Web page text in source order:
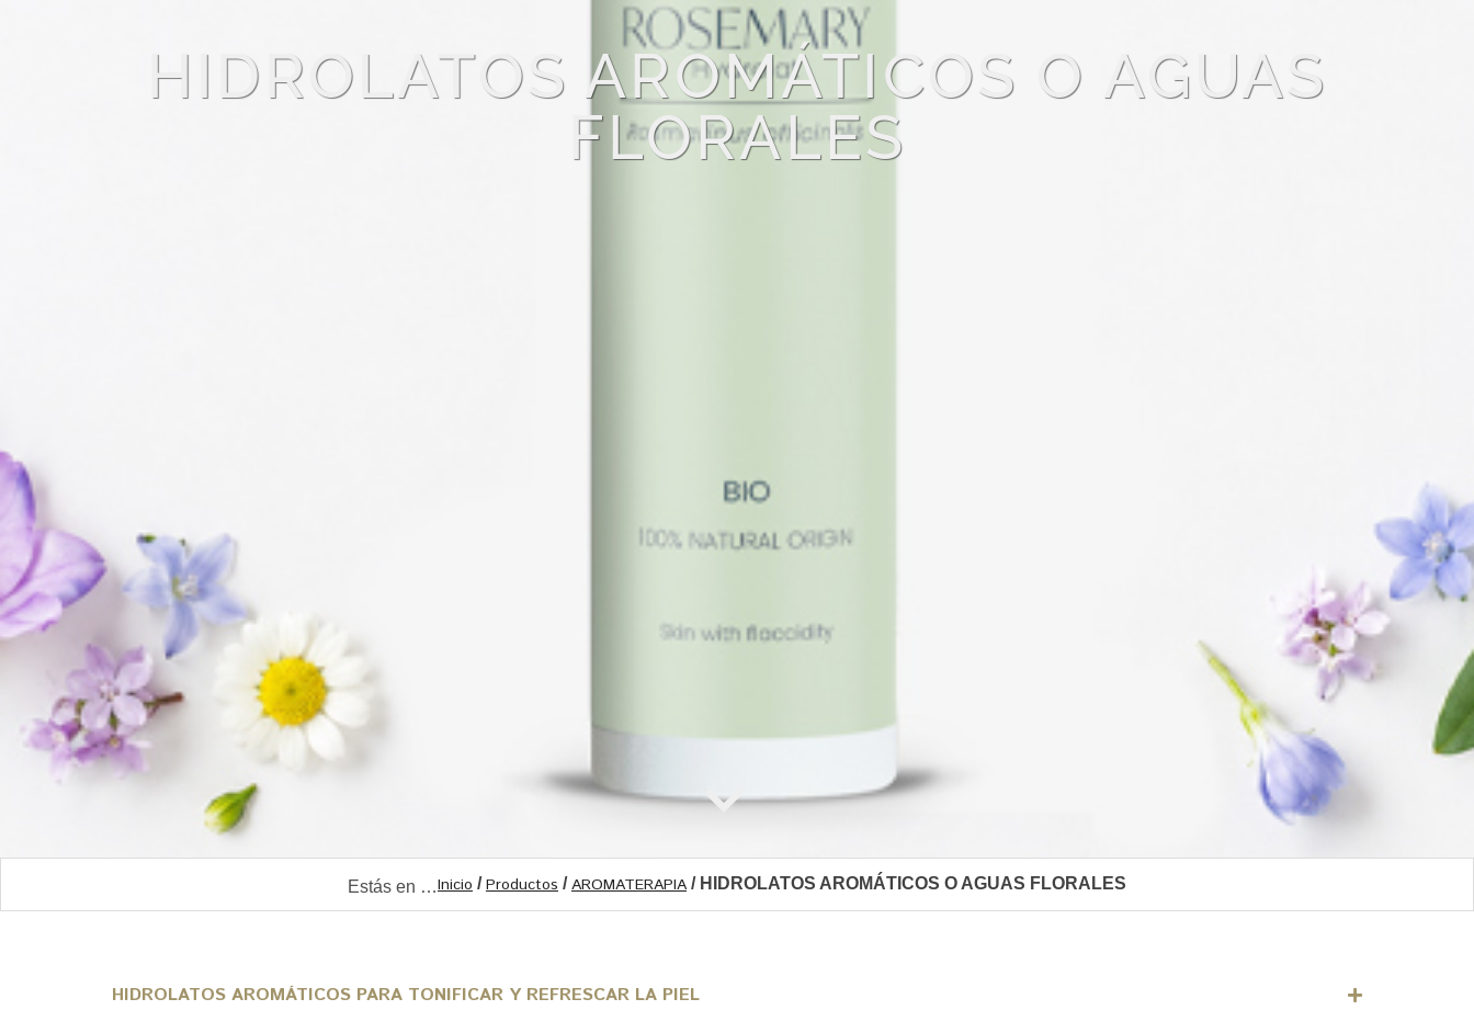
HIDROLATOS AROMÁTICOS O AGUAS
FLORALES
Estás en …Inicio /Productos /AROMATERAPIA / HIDROLATOS AROMÁTICOS O AGUAS FLORALES
HIDROLATOS AROMÁTICOS PARA TONIFICAR Y REFRESCAR LA PIEL